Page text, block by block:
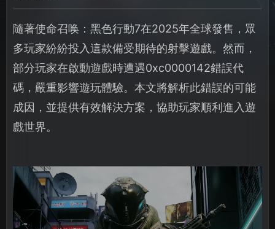
隨著使命召唤：黑色行動7在2025年全球發售，眾
多玩家紛紛投入這款備受期待的射擊遊戲。然而，
部分玩家在啟動遊戲時遭遇0xc0000142錯誤代
碼，嚴重影響遊玩體驗。本文將解析此錯誤的可能
成因，並提供有效解決方案，協助玩家順利進入遊
戲世界。